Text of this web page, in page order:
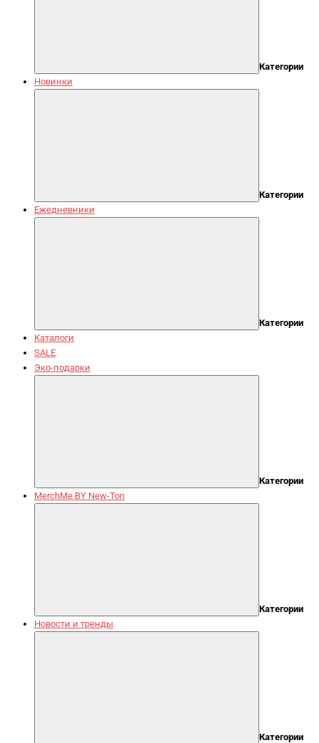
Категории
Новинки
Категории
Ежедневники
Категории
Каталоги
SALE
Эко-подарки
Категории
MerchMe BY New-Ton
Категории
Новости и тренды
Категории